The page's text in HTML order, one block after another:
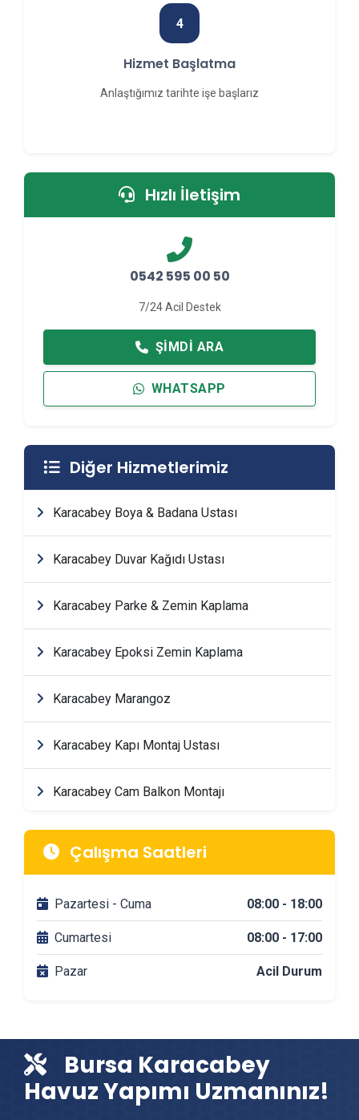
4
Hizmet Başlatma
Anlaştığımız tarihte işe başlarız
Hızlı İletişim
0542 595 00 50
7/24 Acil Destek
ŞIMDI ARA
WHATSAPP
Diğer Hizmetlerimiz
Karacabey Boya & Badana Ustası
Karacabey Duvar Kağıdı Ustası
Karacabey Parke & Zemin Kaplama
Karacabey Epoksi Zemin Kaplama
Karacabey Marangoz
Karacabey Kapı Montaj Ustası
Karacabey Cam Balkon Montajı
Karacabey Banyo Tadilatı
Karacabey DuşaKabin Montajı
Karacabey Vinç Kiralama
Çalışma Saatleri
Pazartesi - Cuma 08:00 - 18:00
Cumartesi 08:00 - 17:00
Pazar Acil Durum
Bursa Karacabey
Havuz Yapımı Uzmanınız!